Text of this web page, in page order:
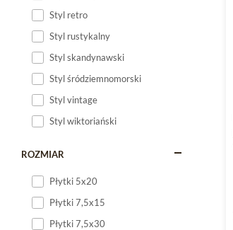
Styl retro
Styl rustykalny
Styl skandynawski
Styl śródziemnomorski
Styl vintage
Styl wiktoriański
ROZMIAR
Płytki 5x20
Płytki 7,5x15
Płytki 7,5x30